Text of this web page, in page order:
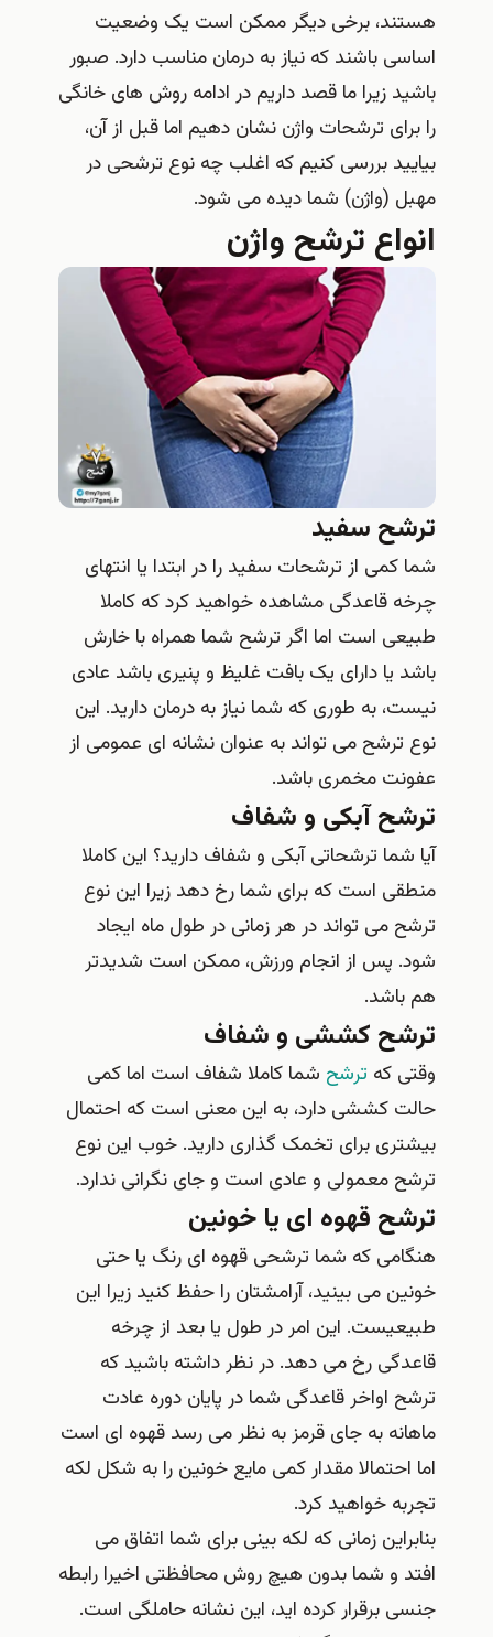
هستند، برخی دیگر ممکن است یک وضعیت
اساسی باشند که نیاز به درمان مناسب دارد. صبور
باشید زیرا ما قصد داریم در ادامه روش های خانگی
را برای ترشحات واژن نشان دهیم اما قبل از آن،
بیایید بررسی کنیم که اغلب چه نوع ترشحی در
مهبل (واژن) شما دیده می شود.
انواع ترشح واژن
ترشح سفید
شما کمی از ترشحات سفید را در ابتدا یا انتهای
چرخه قاعدگی مشاهده خواهید کرد که کاملا
طبیعی است اما اگر ترشح شما همراه با خارش
باشد یا دارای یک بافت غلیظ و پنیری باشد عادی
نیست، به طوری که شما نیاز به درمان دارید. این
نوع ترشح می تواند به عنوان نشانه ای عمومی از
عفونت مخمری باشد.
ترشح آبکی و شفاف
آیا شما ترشحاتی آبکی و شفاف دارید؟ این کاملا
منطقی است که برای شما رخ دهد زیرا این نوع
ترشح می تواند در هر زمانی در طول ماه ایجاد
شود. پس از انجام ورزش، ممکن است شدیدتر
هم باشد.
ترشح کششی و شفاف
وقتی که ترشح شما کاملا شفاف است اما کمی
حالت کششی دارد، به این معنی است که احتمال
بیشتری برای تخمک گذاری دارید. خوب این نوع
ترشح معمولی و عادی است و جای نگرانی ندارد.
ترشح قهوه ای یا خونین
هنگامی که شما ترشحی قهوه ای رنگ یا حتی
خونین می بینید، آرامشتان را حفظ کنید زیرا این
طبیعیست. این امر در طول یا بعد از چرخه
قاعدگی رخ می دهد. در نظر داشته باشید که
ترشح اواخر قاعدگی شما در پایان دوره عادت
ماهانه به جای قرمز به نظر می رسد قهوه ای است
اما احتمالا مقدار کمی مایع خونین را به شکل لکه
تجربه خواهید کرد.
بنابراین زمانی که لکه بینی برای شما اتفاق می
افتد و شما بدون هیچ روش محافظتی اخیرا رابطه
جنسی برقرار کرده اید، این نشانه حاملگی است.